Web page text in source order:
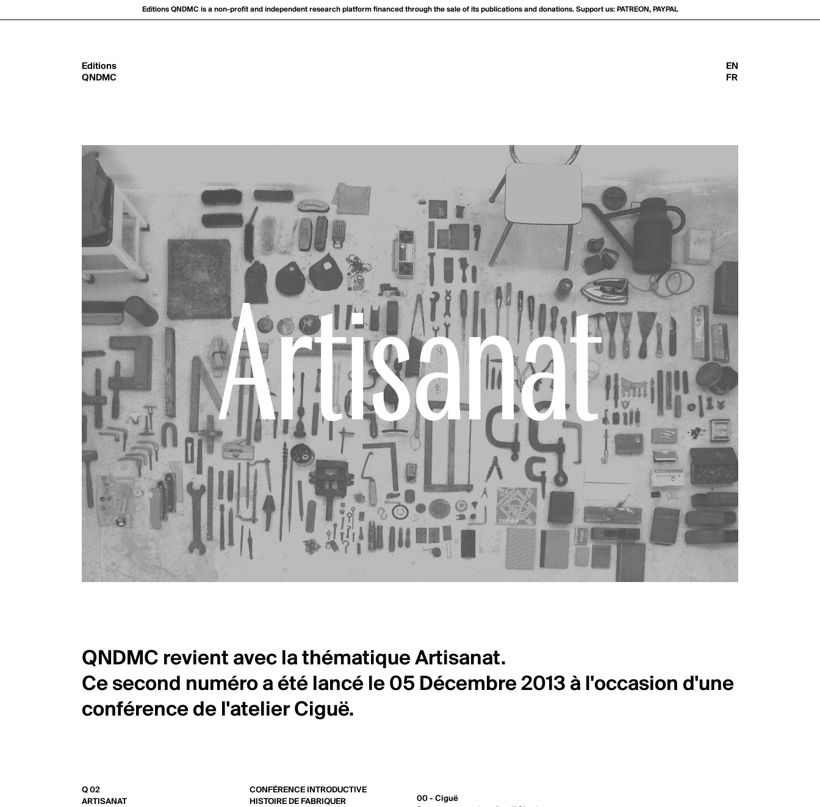
Editions QNDMC is a non-profit and independent research platform financed through the sale of its publications and donations. Support us: PATREON, PAYPAL
Editions
QNDMC
EN
FR
QNDMC revient avec la thématique Artisanat.
Ce second numéro a été lancé le 05 Décembre 2013 à l'occasion d'une
conférence de l'atelier Ciguë.
Q 02
ARTISANAT
CONFÉRENCE INTRODUCTIVE
HISTOIRE DE FABRIQUER
00 - Ciguë